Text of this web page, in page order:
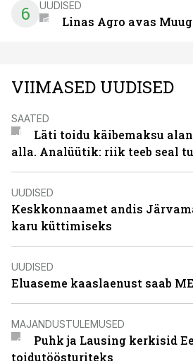
6 UUDISED
Linas Agro avas
VIIMASED UUDISED
SAATED
Läti toidu käibemaksu
alla. Analüütik: riik teeb seal
UUDISED
Keskkonnaamet andis
karu küttimiseks
UUDISED
Eluaseme kaaslaenust saab
MAJANDUSTULEMUSED
Puhk ja Lausing kerkisid
toidutöösturiteks